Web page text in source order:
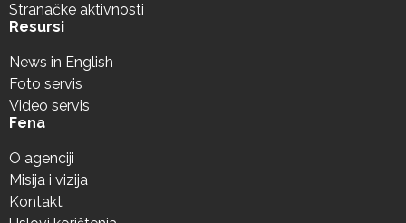
Stranačke aktivnosti
Resursi
News in English
Foto servis
Video servis
Fena
O agenciji
Misija i vizija
Kontakt